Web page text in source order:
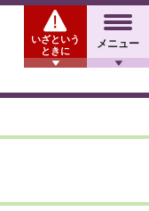
メニュー
いざという
ときに